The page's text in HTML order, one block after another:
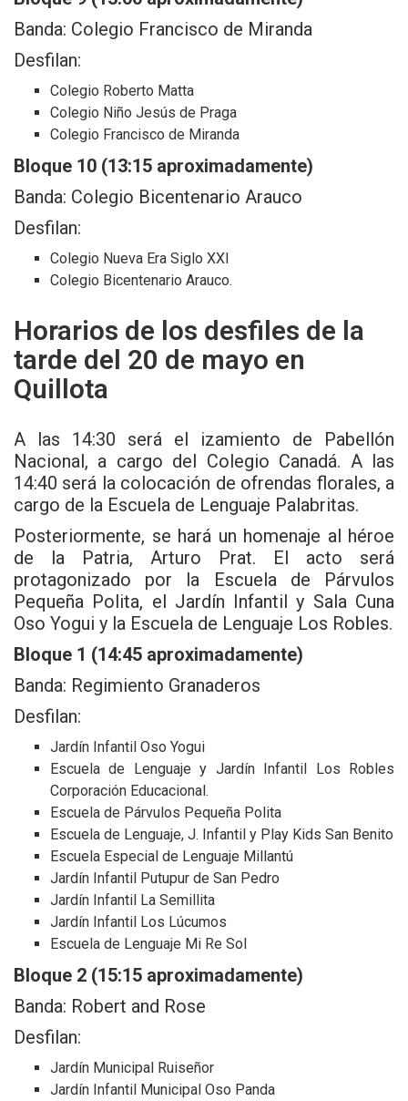
Banda: Colegio Francisco de Miranda
Desfilan:
Colegio Roberto Matta
Colegio Niño Jesús de Praga
Colegio Francisco de Miranda
Bloque 10 (13:15 aproximadamente)
Banda: Colegio Bicentenario Arauco
Desfilan:
Colegio Nueva Era Siglo XXI
Colegio Bicentenario Arauco.
Horarios de los desfiles de la
tarde del 20 de mayo en
Quillota
A las 14:30 será el izamiento de Pabellón
Nacional, a cargo del Colegio Canadá. A las
14:40 será la colocación de ofrendas florales, a
cargo de la Escuela de Lenguaje Palabritas.
Posteriormente, se hará un homenaje al héroe
de la Patria, Arturo Prat. El acto será
protagonizado por la Escuela de Párvulos
Pequeña Polita, el Jardín Infantil y Sala Cuna
Oso Yogui y la Escuela de Lenguaje Los Robles.
Bloque 1 (14:45 aproximadamente)
Banda: Regimiento Granaderos
Desfilan:
Jardín Infantil Oso Yogui
Escuela de Lenguaje y Jardín Infantil Los Robles
Corporación Educacional.
Escuela de Párvulos Pequeña Polita
Escuela de Lenguaje, J. Infantil y Play Kids San Benito
Escuela Especial de Lenguaje Millantú
Jardín Infantil Putupur de San Pedro
Jardín Infantil La Semillita
Jardín Infantil Los Lúcumos
Escuela de Lenguaje Mi Re Sol
Bloque 2 (15:15 aproximadamente)
Banda: Robert and Rose
Desfilan:
Jardín Municipal Ruiseñor
Jardín Infantil Municipal Oso Panda